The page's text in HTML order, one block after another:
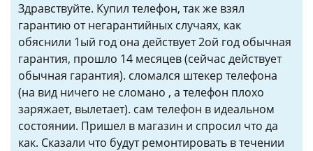
Здравствуйте. Купил телефон, так же взял
гарантию от негарантийных случаях, как
обяснили 1ый год она действует 2ой год обычная
гарантия, прошло 14 месяцев (сейчас действует
обычная гарантия). сломался штекер телефона
(на вид ничего не сломано , а телефон плохо
заряжает, вылетает). сам телефон в идеальном
состоянии. Пришел в магазин и спросил что да
как. Сказали что будут ремонтировать в течении